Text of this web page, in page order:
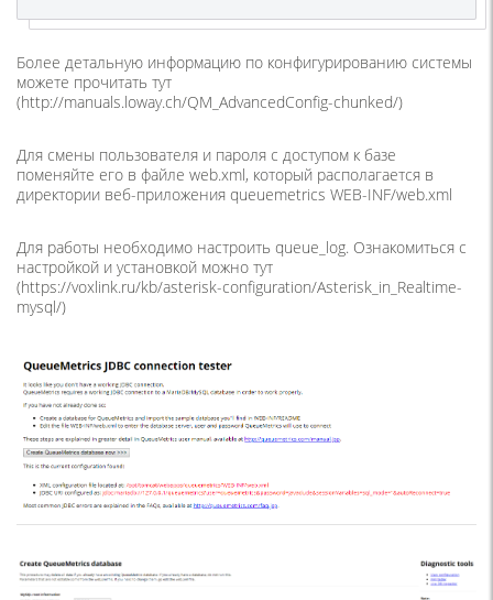
Более детальную информацию по конфигурированию системы
можете прочитать тут
(http://manuals.loway.ch/QM_AdvancedConfig-chunked/)
Для смены пользователя и пароля с доступом к базе
поменяйте его в файле web.xml, который располагается в
директории веб-приложения queuemetrics WEB-INF/web.xml
Для работы необходимо настроить queue_log. Ознакомиться с
настройкой и установкой можно тут
(https://voxlink.ru/kb/asterisk-configuration/Asterisk_in_Realtime-
mysql/)